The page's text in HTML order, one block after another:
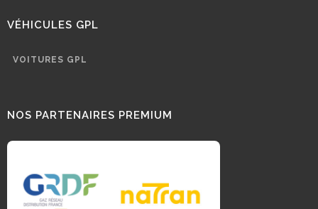
VÉHICULES GPL
VOITURES GPL
NOS PARTENAIRES PREMIUM